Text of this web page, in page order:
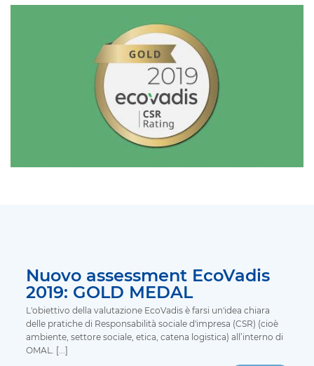
Nuovo assessment EcoVadis
2019: GOLD MEDAL
L'obiettivo della valutazione EcoVadis è farsi un'idea chiara
delle pratiche di Responsabilità sociale d'impresa (CSR) (cioè
ambiente, settore sociale, etica, catena logistica) all’interno di
OMAL. [...]